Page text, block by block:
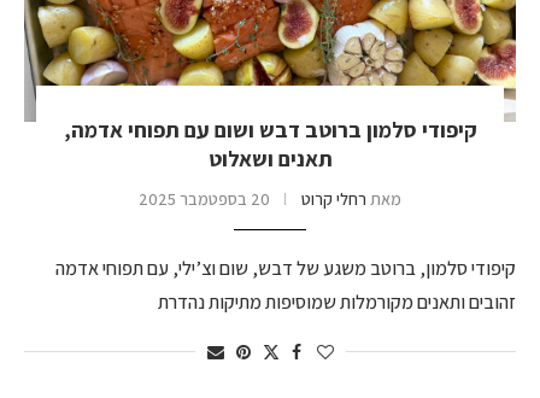
קיפודי סלמון ברוטב דבש ושום עם תפוחי אדמה,
תאנים ושאלוט
מאת רחלי קרוט 20 בספטמבר 2025
קיפודי סלמון, ברוטב משגע של דבש, שום וצ’ילי, עם תפוחי אדמה
זהובים ותאנים מקורמלות שמוסיפות מתיקות נהדרת